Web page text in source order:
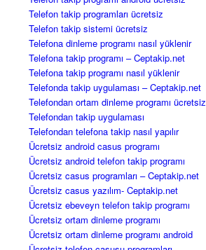
Telefon takip programları ücretsiz
Telefon takip sistemi ücretsiz
Telefona dinleme programı nasıl yüklenir
Telefona takip programı – Ceptakip.net
Telefona takip programı nasıl yüklenir
Telefonda takip uygulaması – Ceptakip.net
Telefondan ortam dinleme programı ücretsiz
Telefondan takip uygulaması
Telefondan telefona takip nasıl yapılır
Ücretsiz android casus programı
Ücretsiz android telefon takip programı
Ücretsiz casus programları – Ceptakip.net
Ücretsiz casus yazılım- Ceptakip.net
Ücretsiz ebeveyn telefon takip programı
Ücretsiz ortam dinleme programı
Ücretsiz ortam dinleme programı android